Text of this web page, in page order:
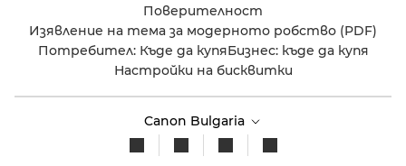
Поверителност
Изявление на тема за модерното робство (PDF)
Потребител: Къде да купяБизнес: къде да купя
Настройки на бисквитки
Canon Bulgaria